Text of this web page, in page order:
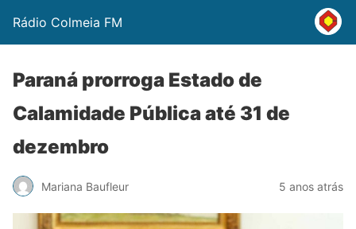
Rádio Colmeia FM
Paraná prorroga Estado de
Calamidade Pública até 31 de
dezembro
Mariana Baufleur 5 anos atrás